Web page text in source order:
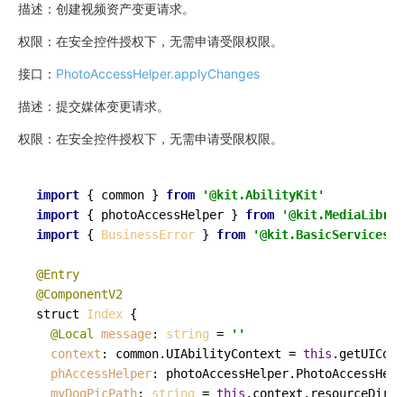
描述：创建视频资产变更请求。
权限：在安全控件授权下，无需申请受限权限。
接口： PhotoAccessHelper.applyChanges
描述：提交媒体变更请求。
权限：在安全控件授权下，无需申请受限权限。
import { common } from
'@kit.AbilityKit'
import { photoAccessHelper } from
import { BusinessError } from
@Entry
@ComponentV2
struct Index {
@Local message: string =
''
context : common. UIAbilityContext = this .
phAccessHelper: photoAccessHelper.
myDogPicPath: string = this . context . resourceDir